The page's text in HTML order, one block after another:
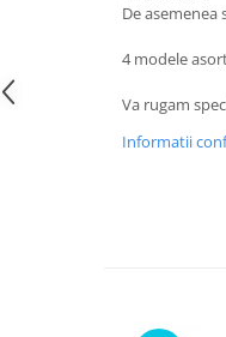
De
4 modele
Va rugam
Informatii